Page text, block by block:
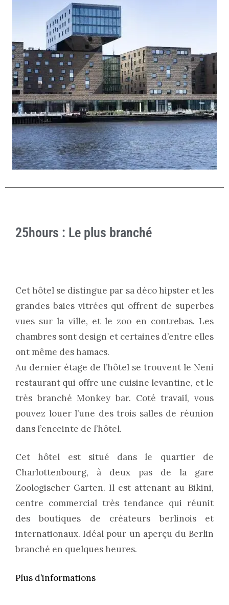
25hours : Le plus branché
Cet hôtel se distingue par sa déco hipster et les
grandes baies vitrées qui offrent de superbes
vues sur la ville, et le zoo en contrebas. Les
chambres sont design et certaines d’entre elles
ont même des hamacs.
Au dernier étage de l’hôtel se trouvent le Neni
restaurant qui offre une cuisine levantine, et le
très branché Monkey bar. Coté travail, vous
pouvez louer l’une des trois salles de réunion
dans l’enceinte de l’hôtel.
Cet hôtel est situé dans le quartier de
Charlottenbourg, à deux pas de la gare
Zoologischer Garten. Il est attenant au Bikini,
centre commercial très tendance qui réunit
des boutiques de créateurs berlinois et
internationaux. Idéal pour un aperçu du Berlin
branché en quelques heures.
Plus d’informations